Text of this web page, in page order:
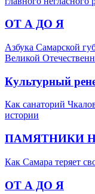
ОТ А ДО Я
Азбука Самарской
Великой
Культурный
Как санаторий
истории
ПАМЯТНИКИ
Как Самара теряет
ОТ А ДО Я